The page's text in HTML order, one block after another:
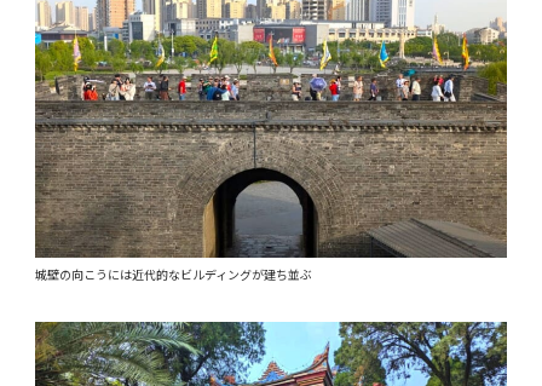
城壁の向こうには近代的なビルディングが建ち並ぶ